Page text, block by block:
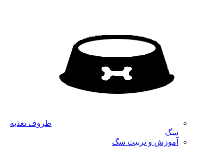
ظروف تغذیه
سگ
آموزش و تربیت سگ